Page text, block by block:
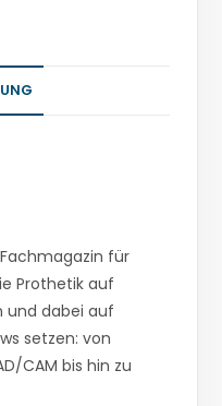
für
Prothetik auf
und dabei auf
setzen: von
CAM bis hin zu